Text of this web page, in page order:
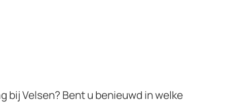
Velsen? Bent u benieuwd in welke